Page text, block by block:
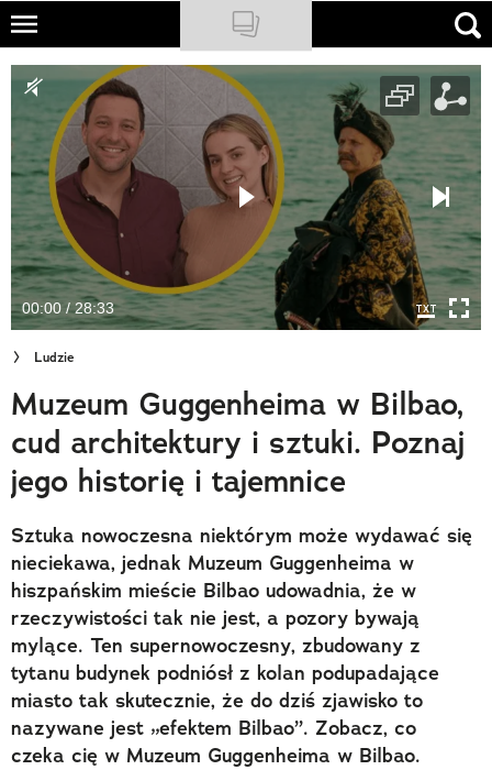
Skip
main
content
NATIONAL GEOGRAPHIC
TRAVELER
PODCASTY
Sklep
Newsletter
Cuda Polski
Wielki Konkurs Fotograficzny
Trendbook Podróżniczy
Polecane
00:00 / 28:33
Ludzie
Muzeum Guggenheima w Bilbao,
cud architektury i sztuki. Poznaj
jego historię i tajemnice
Sztuka nowoczesna niektórym może wydawać się
nieciekawa, jednak Muzeum Guggenheima w
hiszpańskim mieście Bilbao udowadnia, że w
rzeczywistości tak nie jest, a pozory bywają
mylące. Ten supernowoczesny, zbudowany z
tytanu budynek podniósł z kolan podupadające
miasto tak skutecznie, że do dziś zjawisko to
nazywane jest „efektem Bilbao”. Zobacz, co
czeka cię w Muzeum Guggenheima w Bilbao.